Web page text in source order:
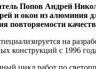
Попов Андрей
и окон из алюминия
повторяемости
на
конструкций с 1996
цикл работ по